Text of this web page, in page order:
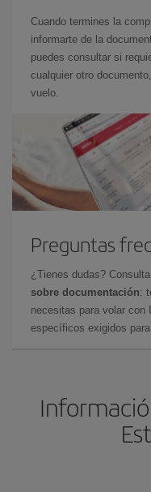
Cuando termines la
informarte de la
puedes consultar si
cualquier otro
vuelo.
Preguntas
¿Tienes dudas?
sobre documentación:
necesitas para volar
específicos exigidos